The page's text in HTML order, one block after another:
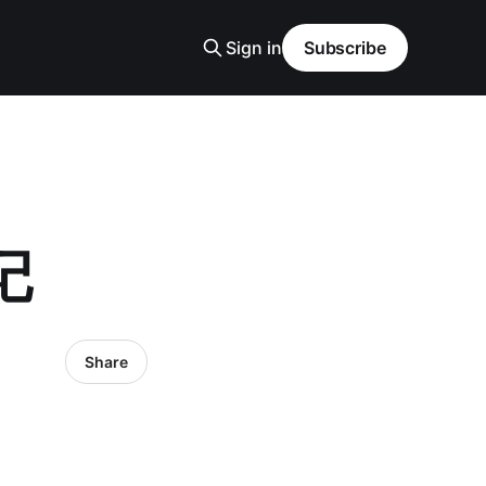
Sign in Subscribe
Share